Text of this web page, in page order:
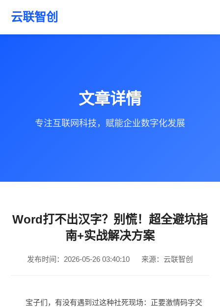
云联智创
文章详情
专注互联网科技，赋能企业数字化发展
Word打不出汉字？别慌！超全避坑指
南+实战解决方案
发布时间：2026-05-26 03:40:10 来源：云联智创
宝子们，有没有遇到过这种社死现场：正要激情码字交